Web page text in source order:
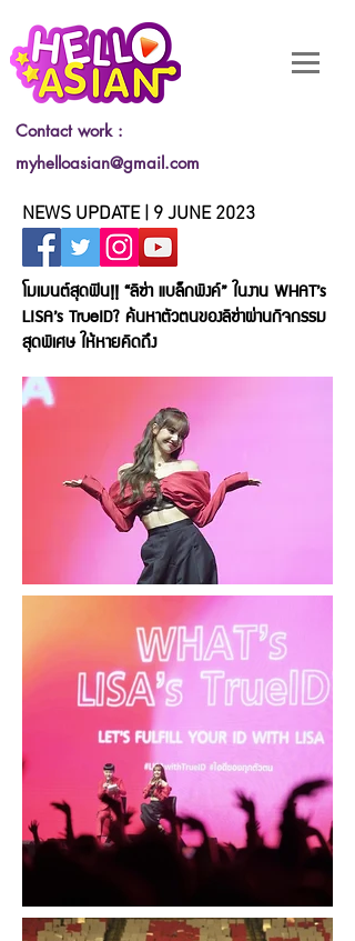
Contact work :
myhelloasian@gmail.com
NEWS UPDATE | 9 JUNE 2023
โมเมนต์สุดฟิน!! “ลิซ่า แบล็กพิงค์” ในงาน WHAT’s
LISA’s TrueID? ค้นหาตัวตนของลิซ่าผ่านกิจกรรม
สุดพิเศษ ให้หายคิดถึง